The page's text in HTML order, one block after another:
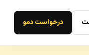
درخواست دمو